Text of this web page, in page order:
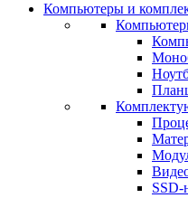
Компьютеры и
SSD-